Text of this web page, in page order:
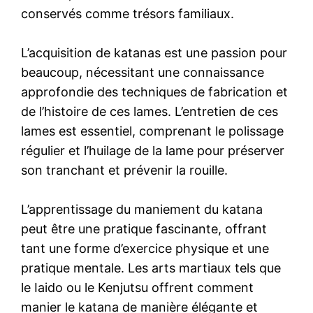
conservés comme trésors familiaux.
L’acquisition de katanas est une passion pour
beaucoup, nécessitant une connaissance
approfondie des techniques de fabrication et
de l’histoire de ces lames. L’entretien de ces
lames est essentiel, comprenant le polissage
régulier et l’huilage de la lame pour préserver
son tranchant et prévenir la rouille.
L’apprentissage du maniement du katana
peut être une pratique fascinante, offrant
tant une forme d’exercice physique et une
pratique mentale. Les arts martiaux tels que
le Iaido ou le Kenjutsu offrent comment
manier le katana de manière élégante et